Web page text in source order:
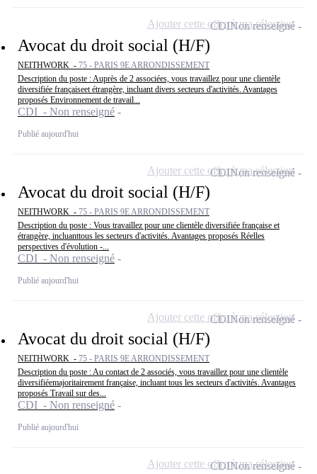
Avocat du droit social (H/F)
NEITHWORK - 75 - PARIS 9E ARRONDISSEMENT
Description du poste : Auprès de 2 associées, vous travaillez pour une clientèle
diversifiée françaiseet étrangère, incluant divers secteurs d'activités. Avantages
proposés Environnement de travail...
CDI - Non renseigné
Publié aujourd'hui
CDINon renseigné
Ajouter cette offre à ma sélection
Avocat du droit social (H/F)
NEITHWORK - 75 - PARIS 9E ARRONDISSEMENT
Description du poste : Vous travaillez pour une clientèle diversifiée française et
étrangère, incluanttous les secteurs d'activités. Avantages proposés Réelles
perspectives d'évolution -...
CDI - Non renseigné
Publié aujourd'hui
CDINon renseigné
Ajouter cette offre à ma sélection
Avocat du droit social (H/F)
NEITHWORK - 75 - PARIS 9E ARRONDISSEMENT
Description du poste : Au contact de 2 associés, vous travaillez pour une clientèle
diversifiéemajoritairement française, incluant tous les secteurs d'activités. Avantages
proposés Travail sur des...
CDI - Non renseigné
Publié aujourd'hui
CDINon renseigné
Ajouter cette offre à ma sélection
CDINon renseigné
Ajouter cette offre à ma sélection